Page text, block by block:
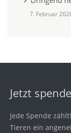
7. Februar
Jetzt
Jede Spende
Tieren ein